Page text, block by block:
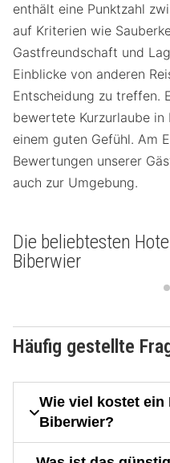
enthält eine Punktzahl
auf Kriterien wie
Gastfreundschaft und
Einblicke von anderen
Entscheidung zu treffen.
bewertete Kurzurlaube
einem guten Gefühl. Am
Bewertungen unserer
auch zur Umgebung.
Die beliebtesten
Biberwier
Häufig gestellte
Wie viel kostet ein
Biberwier?